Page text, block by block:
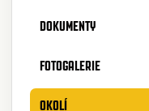
DOKUMENTY
FOTOGALERIE
OKOLÍ